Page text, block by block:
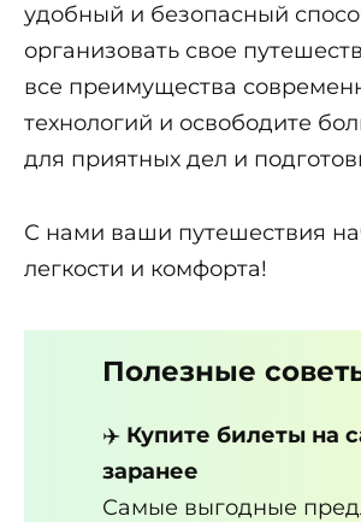
удобный и безопасный
организовать свое
все преимущества
технологий и освободите
для приятных дел и
С нами ваши путешествия
легкости и комфорта!
Полезные
✈️ Купите билеты на
заранее
Самые выгодные